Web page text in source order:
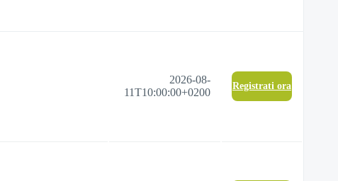
2026-08-
11T10:00:00+0200
Registrati ora